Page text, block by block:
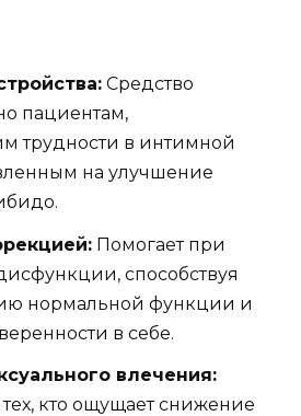
Средство
пациентам,
трудности в интимной
на улучшение
Помогает при
способствуя
нормальной функции и
в себе.
влечения:
кто ощущает снижение